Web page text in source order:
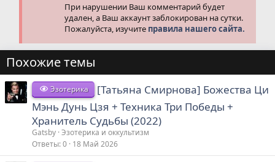
При нарушении Ваш комментарий будет
удален, а Ваш аккаунт заблокирован на сутки.
Пожалуйста, изучите правила нашего сайта.
Похожие темы
Эзотерика
[Татьяна Смирнова] Божества Ци
Мэнь Дунь Цзя + Техника Три Победы +
Хранитель Судьбы (2022)
Gatsby Эзотерика и оккультизм
Ответы 0 18 Май 2026